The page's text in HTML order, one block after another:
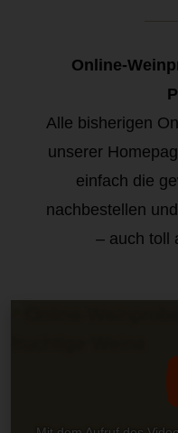
Online-
Alle bisherigen
unserer
einfach die
nachbestellen
– auch toll